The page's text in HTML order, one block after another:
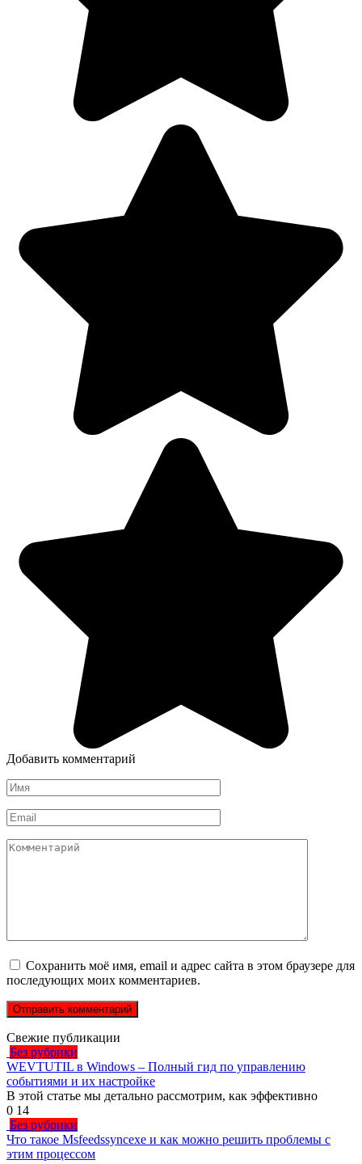
Добавить комментарий
Имя
*
Email
*
Комментарий
Сохранить моё имя, email и адрес сайта в этом браузере для
последующих моих комментариев.
Свежие публикации
Без рубрики
WEVTUTIL в Windows – Полный гид по управлению
событиями и их настройке
В этой статье мы детально рассмотрим, как эффективно
0 14
Без рубрики
Что такое Msfeedssyncexe и как можно решить проблемы с
этим процессом